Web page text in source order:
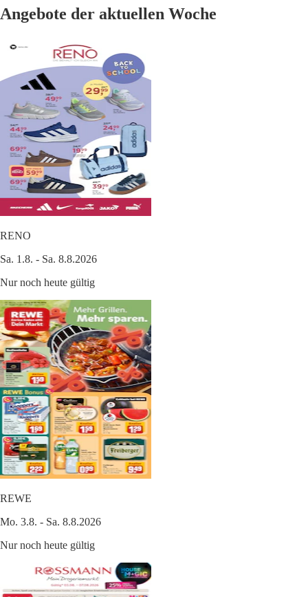
Angebote der aktuellen Woche
RENO
Sa. 1.8. - Sa. 8.8.2026
Nur noch heute gültig
REWE
Mo. 3.8. - Sa. 8.8.2026
Nur noch heute gültig